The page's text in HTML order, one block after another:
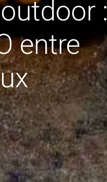
:
entre